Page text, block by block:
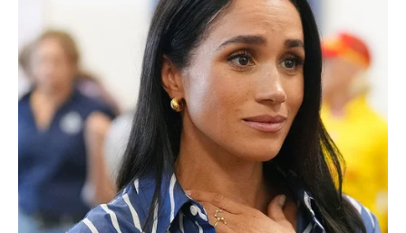
ili neko ko mu daje priliku koju je čekao.
Petak je dan kada Jarac shvata da više ne mora da nosi
sve sam. Pojavljuje se pomoć, podrška, ili prilika koja mu
olakšava teret koji je nosio mesecima.
Subota je dan kada Jarac oseća olakšanje kakvo dugo nije
osetio. I ne samo olakšanje – već ponos.
Njegova želja, vezana za stabilnost, sigurnost i emotivni